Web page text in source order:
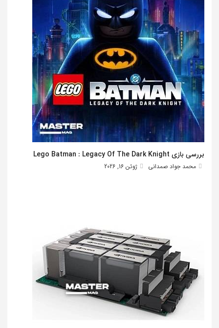
بررسی بازی Lego Batman : Legacy Of The Dark Knight
محمد جواد صمدانی ژوئن 16, 2026